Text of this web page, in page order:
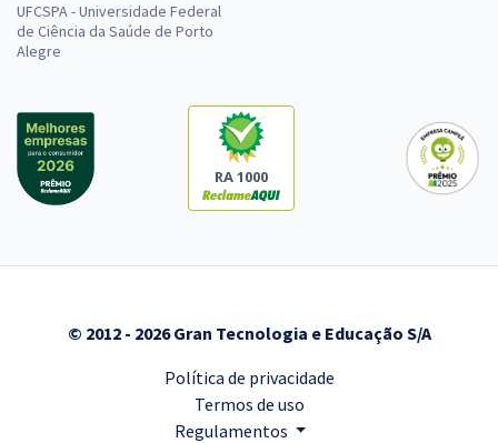
UFCSPA - Universidade Federal
de Ciência da Saúde de Porto
Alegre
RA 1000
© 2012 - 2026 Gran Tecnologia e Educação S/A
Política de privacidade
Termos de uso
Regulamentos